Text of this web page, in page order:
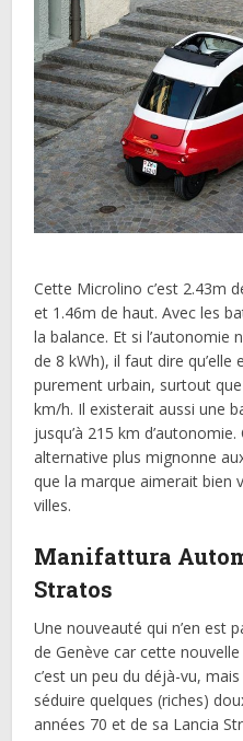
Cette Microlino c’est 2.43m
et 1.46m de haut. Avec les
la balance. Et si l’autonomie
de 8 kWh), il faut dire
purement urbain, surtout que
km/h. Il existerait aussi une
jusqu’à 215 km
alternative plus mignonne
que la marque aimerait bien
villes.
Manifattura
Stratos
Une nouveauté qui n’en est
de Genève car cette
c’est un peu du déjà-vu,
séduire quelques (riches)
années 70 et de sa Lancia